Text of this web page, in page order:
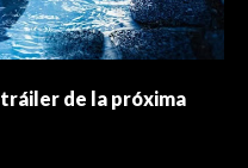
de la próxima